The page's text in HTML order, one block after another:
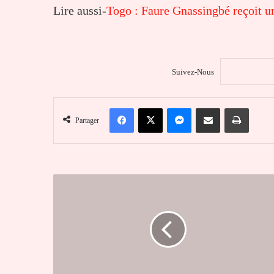
Lire aussi-Togo : Faure Gnassingbé reçoit
Suivez-Nous
Partager
FacebookX MessengerPartager par email Imprimer